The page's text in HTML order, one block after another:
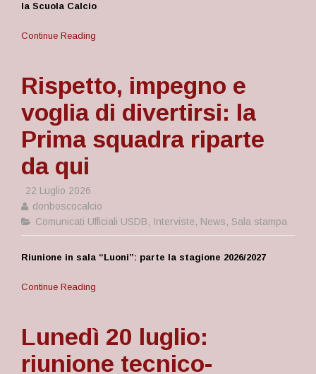
la Scuola Calcio
Continue Reading
Rispetto, impegno e
voglia di divertirsi: la
Prima squadra riparte
da qui
22 Luglio 2026
donboscocalcio
Comunicati Ufficiali USDB, Interviste, News, Sala stampa
Riunione in sala “Luoni”: parte la stagione 2026/2027
Continue Reading
Lunedì 20 luglio:
riunione tecnico-